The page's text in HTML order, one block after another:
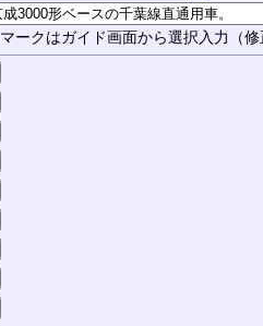
マークはガイド画面から選択入力（